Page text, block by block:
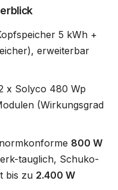
5 kWh +
erweiterbar
x Solyco 480 Wp
(Wirkungsgrad
800 W
tauglich, Schuko-
bis zu 2.400 W